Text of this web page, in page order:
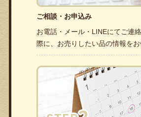
ご相談・お申込み
お電話・メール・LINEにてご連
際に、お売りしたい品の情報をお